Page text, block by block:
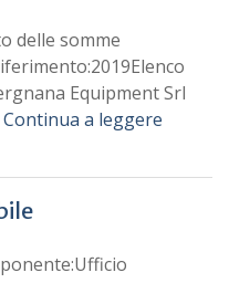
delle somme
Equipment Srl
Continua a leggere